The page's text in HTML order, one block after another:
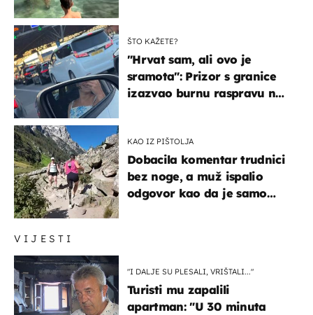
VIJESTI
"I DALJE SU PLESALI, VRIŠTALI..."
Turisti mu zapalili
apartman: "U 30 minuta
ŠTO KAŽETE?
"Hrvat sam, ali ovo je
sramota": Prizor s granice
izazvao burnu raspravu na
KAO IZ PIŠTOLJA
Dobacila komentar trudnici
bez noge, a muž ispalio
odgovor kao da je samo